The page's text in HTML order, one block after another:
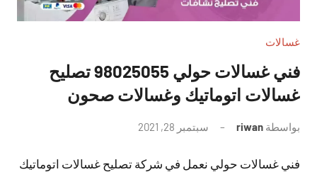
غسالات
فني غسالات حولي 98025055 تصليح
غسالات اتوماتيك وغسالات صحون
بواسطة riwan سبتمبر 28, 2021
تعليقات
فني غسالات حولي نعمل في شركة تصليح غسالات اتوماتيك